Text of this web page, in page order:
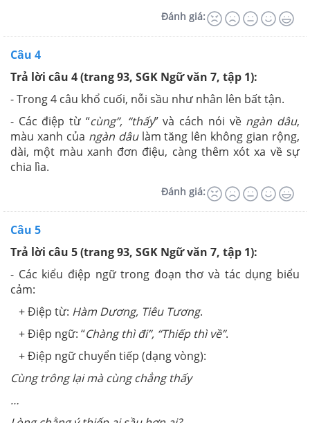
Đánh giá:
Câu 4
Trả lời câu 4 (trang 93, SGK Ngữ văn 7, tập 1):
- Trong 4 câu khổ cuối, nỗi sầu như nhân lên bất tận.
- Các điệp từ “cùng”, “thấy” và cách nói về ngàn dâu,
màu xanh của ngàn dâulàm tăng lên không gian rộng,
dài, một màu xanh đơn điệu, càng thêm xót xa về sự
chia lìa.
Đánh giá:
Câu 5
Trả lời câu 5 (trang 93, SGK Ngữ văn 7, tập 1):
- Các kiểu điệp ngữ trong đoạn thơ và tác dụng biểu
cảm:
+ Điệp từ: Hàm Dương, Tiêu Tương.
+ Điệp ngữ: “Chàng thì đi”, “Thiếp thì về”.
+ Điệp ngữ chuyển tiếp (dạng vòng):
Cùng trông lại mà cùng chẳng thấy
…